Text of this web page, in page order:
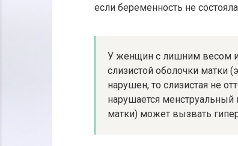
если беременность не
У женщин с лишним весом
слизистой оболочки матки
нарушен, то слизистая не
нарушается менструальный
матки) может вызвать